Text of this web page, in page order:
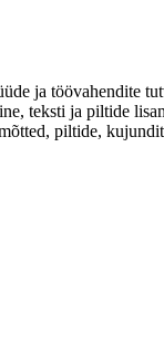
ja töövahendite
teksti ja piltide
piltide,